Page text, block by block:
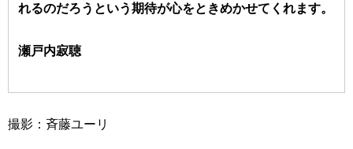
れるのだろうという期待が心をときめかせてくれます。
瀬戸内寂聴
撮影：斉藤ユーリ